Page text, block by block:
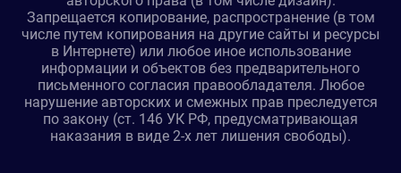
Запрещается копирование, распространение (в том
числе путем копирования на другие сайты и ресурсы
в Интернете) или любое иное использование
информации и объектов без предварительного
письменного согласия правообладателя. Любое
нарушение авторских и смежных прав преследуется
по закону (ст. 146 УК РФ, предусматривающая
наказания в виде 2-х лет лишения свободы).